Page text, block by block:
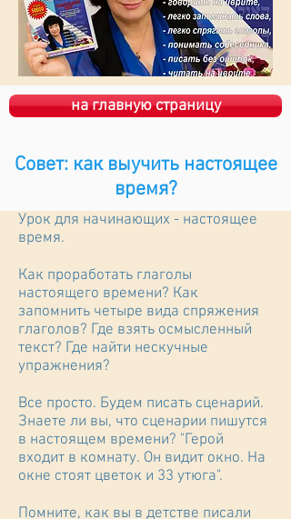
на главную страницу
Совет: как выучить настоящее
время?
Урок для начинающих - настоящее
время.
Как проработать глаголы
настоящего времени? Как
запомнить четыре вида спряжения
глаголов? Где взять осмысленный
текст? Где найти нескучные
упражнения?
Все просто. Будем писать сценарий.
Знаете ли вы, что сценарии пишутся
в настоящем времени? "Герой
входит в комнату. Он видит окно. На
окне стоят цветок и 33 утюга".
Помните, как вы в детстве писали